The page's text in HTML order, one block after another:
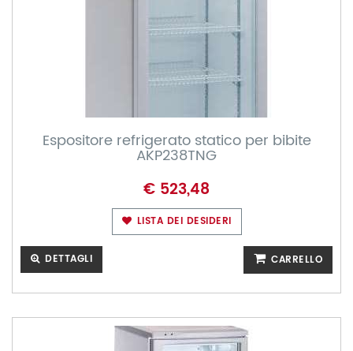
Espositore refrigerato statico per bibite
AKP238TNG
€ 523,48
LISTA DEI DESIDERI
DETTAGLI CARRELLO